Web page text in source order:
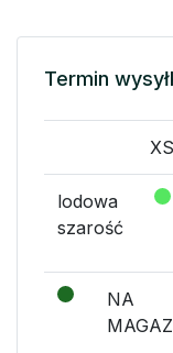
Termin
XS
lodowa
szarość
NA